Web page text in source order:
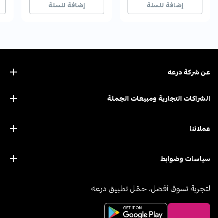
إضافة للسلة إضافة للسلة
عن ﺷﺮﻛﺔ درﻋﻪ
الشراكات التجارية ومبيعات الجملة
عملائنا
سياسات وضوابط
لتجربة تسوق أفضل، حمّل تطبيق درعه